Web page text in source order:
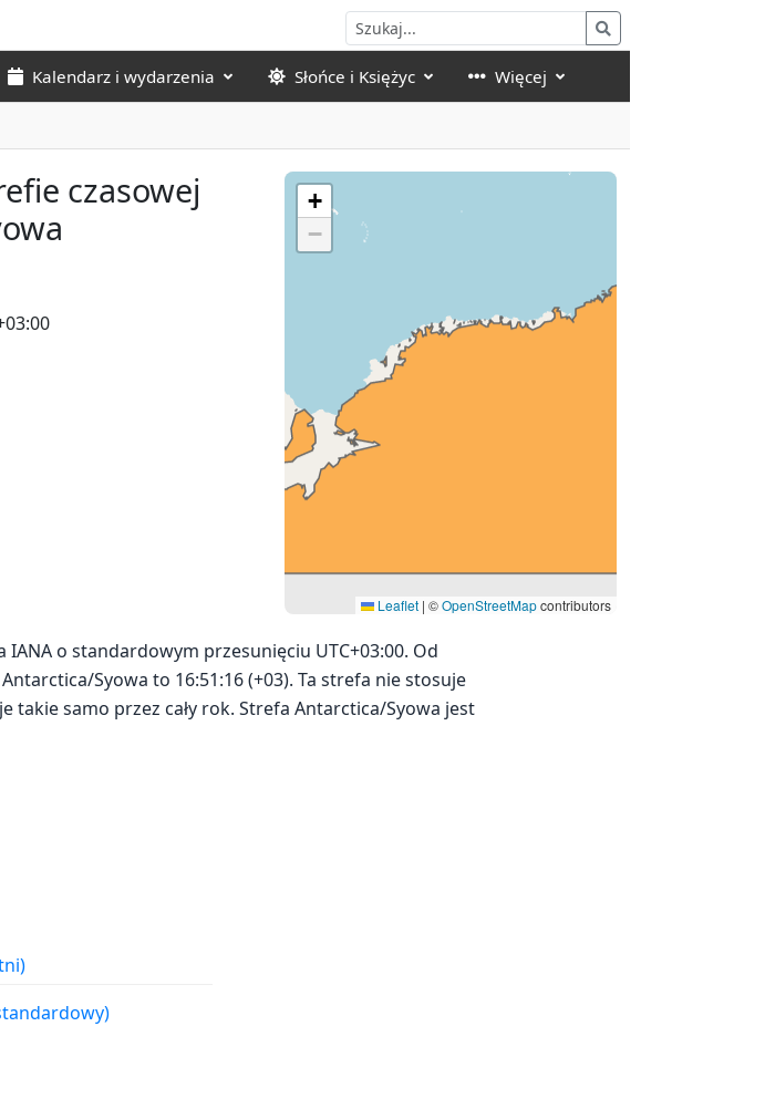
Kalendarz i wydarzenia Słońce i Księżyc Więcej
czasowej
+
−
Leaflet | ©OpenStreetMapcontributors
o standardowym przesunięciu UTC+03:00. Od
Syowa to 16:51:16 (+03). Ta strefa nie stosuje
takie samo przez cały rok. Strefa Antarctica/Syowa jest
standardowy)